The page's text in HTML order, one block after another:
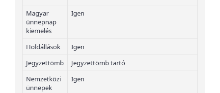
Magyar
ünnepnap
kiemelés
Igen
Holdállások
Igen
Jegyzettömb
Jegyzettömb tartó
Nemzetközi
ünnepek
Igen